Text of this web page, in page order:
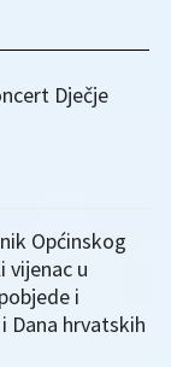
Dječje
Općinskog
vijenac u
i
Dana hrvatskih